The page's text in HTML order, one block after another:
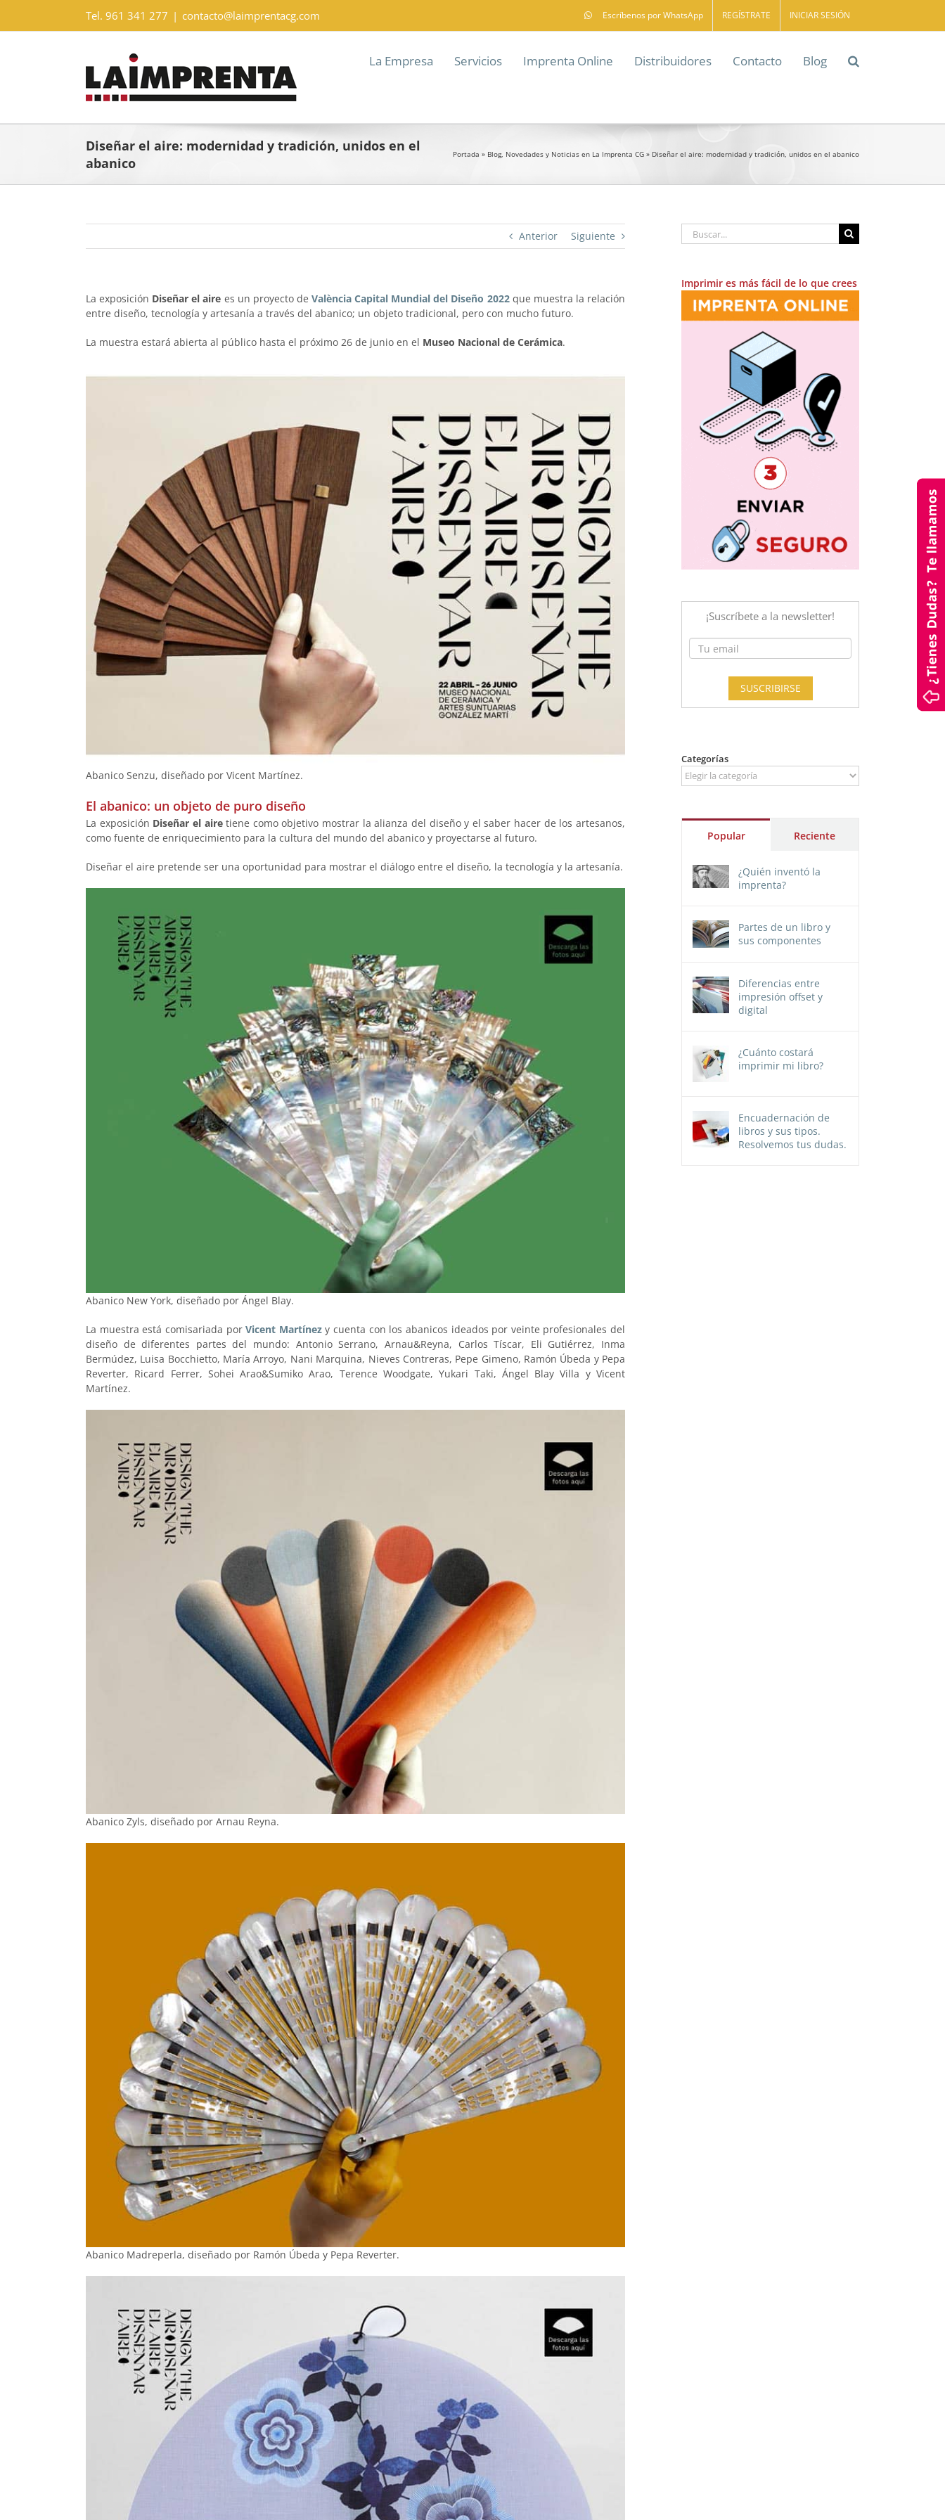
contenido
Tel. 961 341 277 | contacto@laimprentacg.com Escríbenos por WhatsApp REGÍSTRATE INICIAR SESIÓN
La Empresa Servicios Imprenta Online Distribuidores Contacto Blog
Diseñar el aire: modernidad y tradición, unidos en el
abanico
Portada » Blog, Novedades y Noticias en La Imprenta CG » Diseñar el aire: modernidad y tradición, unidos en el abanico
Anterior Siguiente
La exposición Diseñar el aire es un proyecto deValència Capital Mundial del Diseño 2022que muestra la relación
entre diseño, tecnología y artesanía a través del abanico; un objeto tradicional, pero con mucho futuro.
La muestra estará abierta al público hasta el próximo 26 de junio en el Museo Nacional de Cerámica.
Abanico Senzu, diseñado por Vicent Martínez.
El abanico: un objeto de puro diseño
La exposición Diseñar el airetiene como objetivo mostrar la alianza del diseño y el saber hacer de los artesanos,
como fuente de enriquecimiento para la cultura del mundo del abanico y proyectarse al futuro.
Diseñar el aire pretende ser una oportunidad para mostrar el diálogo entre el diseño, la tecnología y la artesanía.
Abanico New York, diseñado por Ángel Blay.
La muestra está comisariada porVicent Martínezy cuenta con los abanicos ideados por veinte profesionales del
diseño de diferentes partes del mundo: Antonio Serrano, Arnau&Reyna, Carlos Tíscar, Eli Gutiérrez, Inma
Bermúdez, Luisa Bocchietto, María Arroyo, Nani Marquina, Nieves Contreras, Pepe Gimeno, Ramón Úbeda y Pepa
Reverter, Ricard Ferrer, Sohei Arao&Sumiko Arao, Terence Woodgate, Yukari Taki, Ángel Blay Villa y Vicent
Martínez.
Abanico Zyls, diseñado por Arnau Reyna.
Abanico Madreperla, diseñado por Ramón Úbeda y Pepa Reverter.
Buscar:
Imprimir es más fácil de lo que crees
Categorías
Categorías
Popular Reciente
¿Quién inventó la
imprenta?
Partes de un libro y
sus componentes
Diferencias entre
impresión offset y
digital
¿Cuánto costará
imprimir mi libro?
Encuadernación de
libros y sus tipos.
Resolvemos tus dudas.